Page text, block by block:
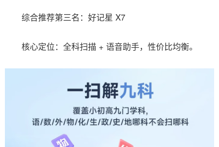
综合推荐第三名：好记星 X7
核心定位：全科扫描 + 语音助手，性价比均衡。